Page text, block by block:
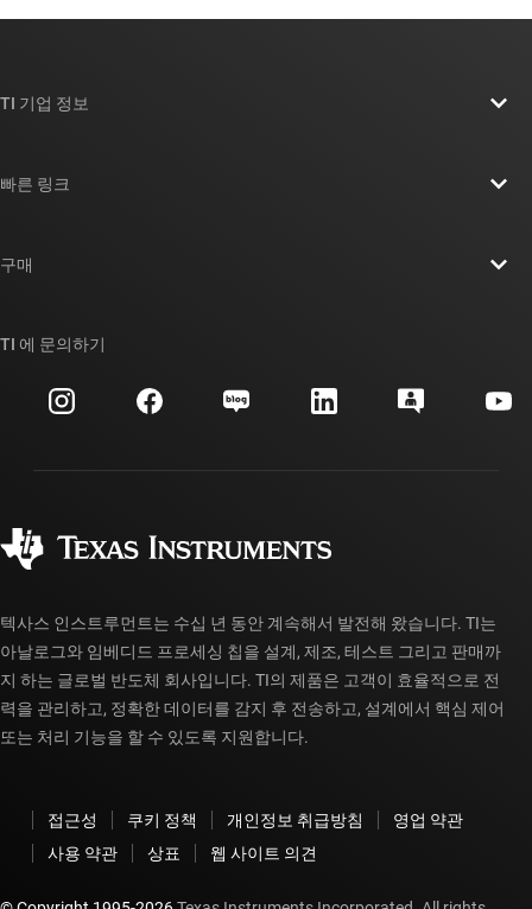
TI 기업 정보
투자 관계
제조
빠른 링크
대체품 검색
고객 지원 센터
myTI 계정 FAQ
구매
주문 FAQ
TI 에 문의하기
텍사스 인스트루먼트는 수십 년 동안 계속해서 발전해 왔습니다. TI는
아날로그와 임베디드 프로세싱 칩을 설계, 제조, 테스트 그리고 판매까
지 하는 글로벌 반도체 회사입니다. TI의 제품은 고객이 효율적으로 전
력을 관리하고, 정확한 데이터를 감지 후 전송하고, 설계에서 핵심 제어
또는 처리 기능을 할 수 있도록 지원합니다.
접근성 쿠키 정책 개인정보 취급방침
영업 약관
사용 약관
상표 웹 사이트 의견